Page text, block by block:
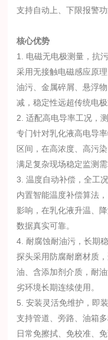
支持自动上、下限报警功
核心优势
1. 电磁无电极测量，抗
采用无接触电磁感应原
油污、金属碎屑、悬浮
减，稳定性远超传统电极
2. 适配高电导率工况，
专门针对乳化液高电导
区间，在高浓度、高污
满足复杂现场稳定监测需
3. 温度自动补偿，全工
内置智能温度补偿算法
影响，在乳化液升温、
数据真实可靠。
4. 耐腐蚀耐油污，长期
探头采用防腐耐磨材质
油、含添加剂介质，耐
劣环境长期连续使用。
5. 安装灵活免维护，即
支持管道、旁路、油箱
日常免擦拭、免校准、